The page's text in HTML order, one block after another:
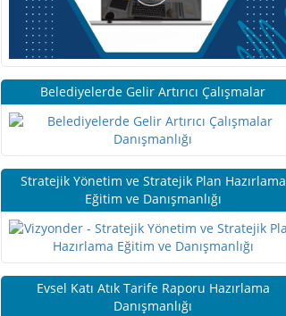
Belediyelerde Gelir Artırıcı Çalışmalar
Stratejik Yönetim ve Stratejik Plan Hazırlama
Eğitim ve Danışmanlığı
Evsel Katı Atık Tarife Raporu Hazırlama
Danışmanlığı